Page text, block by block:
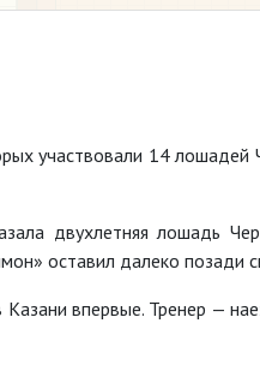
участвовали 14 лошадей
двухлетняя лошадь
оставил далеко позади
впервые. Тренер —